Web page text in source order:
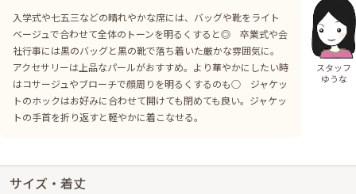
入学式や七五三などの晴れやかな席には、バッグや靴をライト
ベージュで合わせて全体のトーンを明るくすると◎ 卒業式や会
社行事には黒のバッグと黒の靴で落ち着いた厳かな雰囲気に。
アクセサリーは上品なパールがおすすめ。より華やかにしたい時
はコサージュやブローチで顔周りを明るくするのも○ ジャケッ
トのホックはお好みに合わせて開けても閉めても良い。ジャケッ
トの手首を折り返すと軽やかに着こなせる。
スタッフ
ゆうな
サイズ・着丈